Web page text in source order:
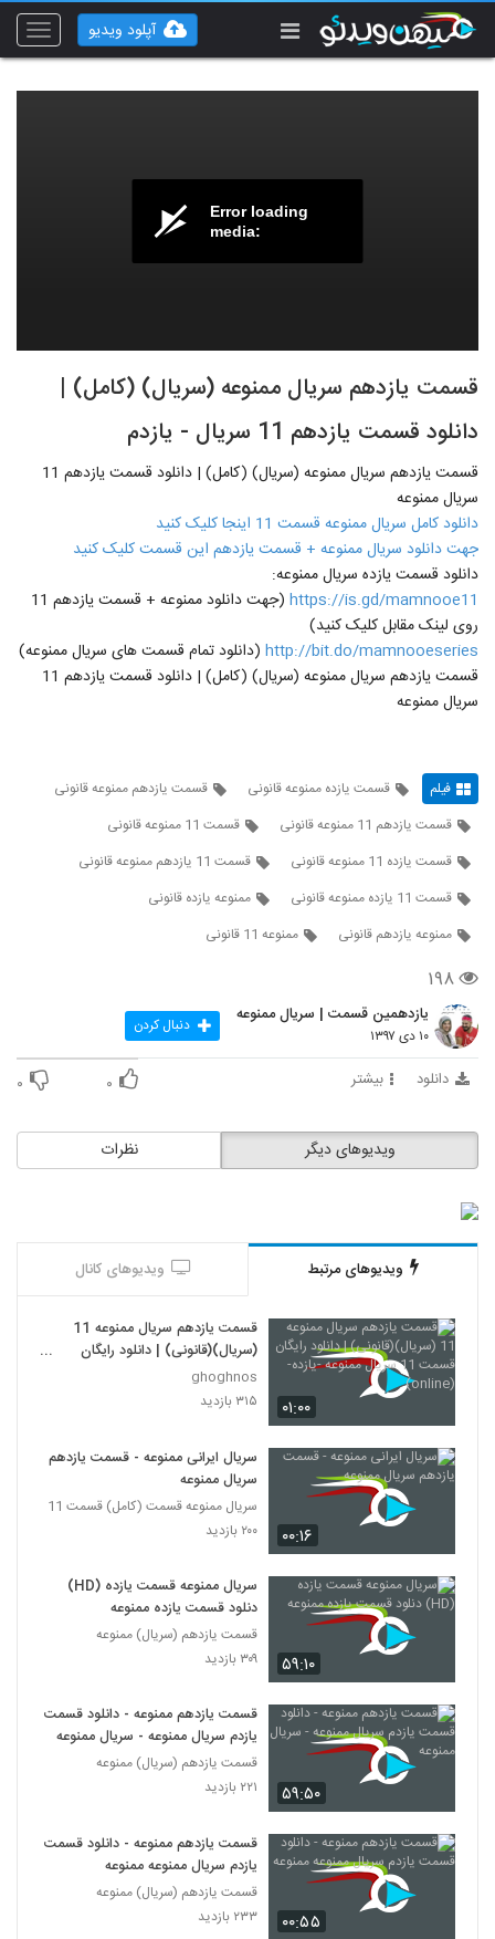
Toggle
آپلود ویدیو
Error loading
media:
قسمت یازدهم سریال ممنوعه (سریال) (کامل) |
دانلود قسمت یازدهم 11 سریال - یازدم
قسمت یازدهم سریال ممنوعه (سریال) (کامل) | دانلود قسمت یازدهم 11
سریال ممنوعه
دانلود کامل سریال ممنوعه قسمت 11 اینجا کلیک کنید
جهت دانلود سریال ممنوعه + قسمت یازدهم این قسمت کلیک کنید
دانلود قسمت یازده سریال ممنوعه:
https://is.gd/mamnooe11
(جهت دانلود ممنوعه + قسمت یازدهم 11
روی لینک مقابل کلیک کنید)
http://bit.do/mamnooeseries (دانلود تمام قسمت های سریال ممنوعه)
قسمت یازدهم سریال ممنوعه (سریال) (کامل) | دانلود قسمت یازدهم 11
سریال ممنوعه
فیلم قسمت یازده ممنوعه قانونی
قسمت یازدهم ممنوعه قانونی
قسمت یازدهم 11 ممنوعه قانونی
قسمت 11 ممنوعه قانونی
قسمت یازده 11 ممنوعه قانونی
قسمت 11 یازدهم ممنوعه قانونی
قسمت 11 یازده ممنوعه قانونی
ممنوعه یازده قانونی
ممنوعه یازدهم قانونی
ممنوعه 11 قانونی
۱۹۸
یازدهمین قسمت | سریال ممنوعه
۱۰ دی ۱۳۹۷ دنبال کردن
دانلود بیشتر ۰ ۰
نظرات ویدیوهای دیگر
ویدیوهای مرتبط ویدیوهای کانال
۰۱:۰۰
قسمت یازدهم سریال ممنوعه 11
(سریال)(قانونی) | دانلود رایگان
قسمت 11 سریال ممنوعه -یازده-
(online)
ghoghnos
۳۱۵ بازدید
۰۰:۱۶
سریال ایرانی ممنوعه - قسمت یازدهم
سریال ممنوعه
سریال ممنوعه قسمت (کامل) قسمت 11
۲۰۰ بازدید
۵۹:۱۰
سریال ممنوعه قسمت یازده (HD)
دنلود قسمت یازده ممنوعه
قسمت یازدهم (سریال) ممنوعه
۳۰۹ بازدید
۵۹:۵۰
قسمت یازدهم ممنوعه - دانلود قسمت
یازدم سریال ممنوعه - سریال ممنوعه
قسمت یازدهم (سریال) ممنوعه
۲۲۱ بازدید
۰۰:۵۵
قسمت یازدهم ممنوعه - دانلود قسمت
یازدم سریال ممنوعه ممنوعه
قسمت یازدهم (سریال) ممنوعه
۲۳۳ بازدید